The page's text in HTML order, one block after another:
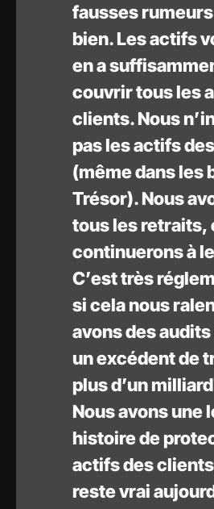
fausses
bien. Les actifs
en a
couvrir tous les
clients. Nous
pas les actifs
(même dans les
Trésor). Nous
tous les retraits,
continuerons à
C’est très
si cela nous
avons des audits
un excédent de
plus d’un
Nous avons une
histoire de
actifs des
reste vrai